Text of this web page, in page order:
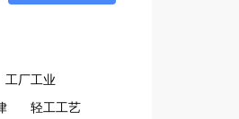
工厂工业
轻工工艺